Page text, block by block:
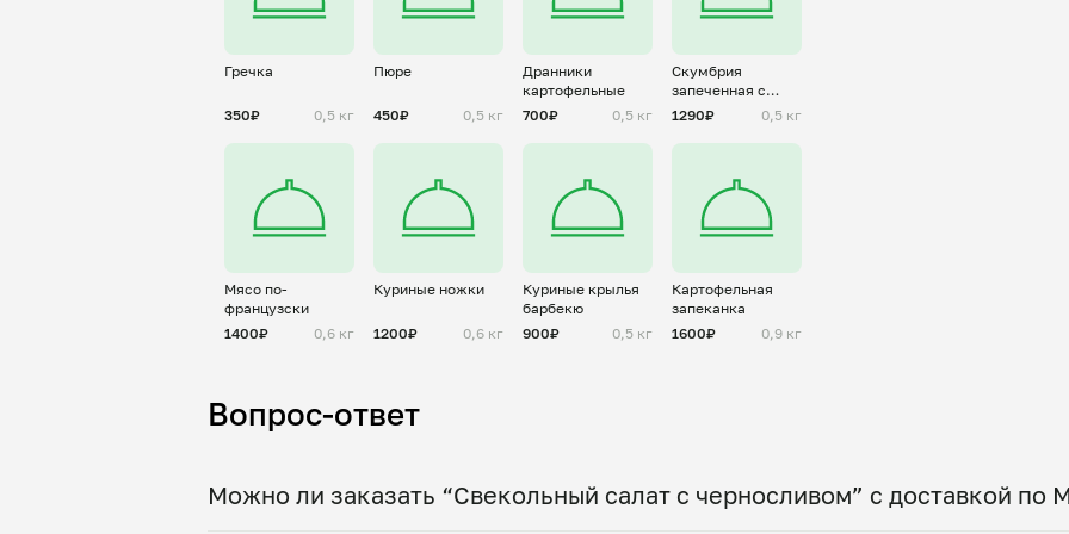
Гречка
350₽ 0,5 кг
Пюре
450₽ 0,5 кг
Дранники
картофельные
700₽
0,5 кг
Скумбрия
запеченная с
лимоном
1290₽ 0,5 кг
Мясо по-
французски
1400₽
0,6 кг
Куриные ножки
1200₽ 0,6 кг
Куриные крылья
барбекю
900₽
0,5 кг
Картофельная
запеканка
1600₽
0,9 кг
Вопрос-ответ
Можно ли заказать “Свекольный салат с черносливом” с доставкой по